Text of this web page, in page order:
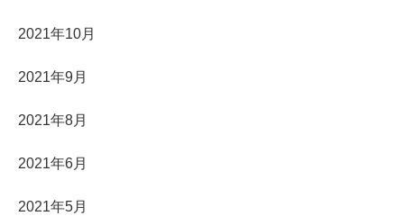
2021年10月
2021年9月
2021年8月
2021年6月
2021年5月